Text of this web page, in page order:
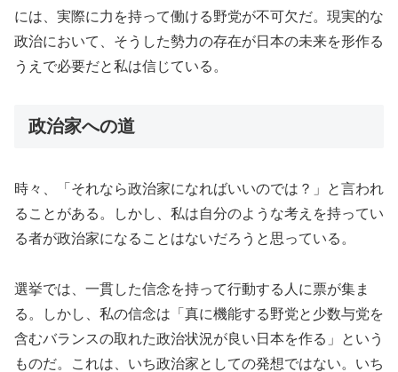
には、実際に力を持って働ける野党が不可欠だ。現実的な
政治において、そうした勢力の存在が日本の未来を形作る
うえで必要だと私は信じている。
政治家への道
時々、「それなら政治家になればいいのでは？」と言われ
ることがある。しかし、私は自分のような考えを持ってい
る者が政治家になることはないだろうと思っている。
選挙では、一貫した信念を持って行動する人に票が集ま
る。しかし、私の信念は「真に機能する野党と少数与党を
含むバランスの取れた政治状況が良い日本を作る」という
ものだ。これは、いち政治家としての発想ではない。いち